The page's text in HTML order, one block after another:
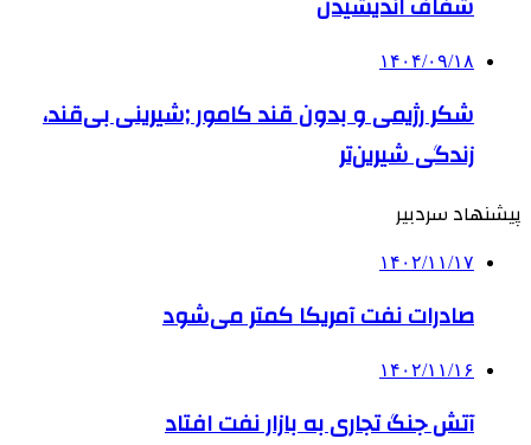
۱۴۰۴/۰۹/۱۸
شکر رژیمی و بدون قند کامور ;شیرینی بی‌قند،
زندگی شیرین‌تر
پیشنهاد سردبیر
۱۴۰۲/۱۱/۱۷
صادرات نفت آمریکا کمتر می‌شود
۱۴۰۲/۱۱/۱۶
آتش جنگ تجاری به بازار نفت افتاد